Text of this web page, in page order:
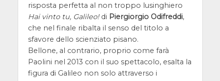
risposta perfetta al non troppo lusinghiero
Hai vinto tu, Galileo!di Piergiorgio Odifreddi,
che nel finale ribalta il senso del titolo a
sfavore dello scienziato pisano.
Bellone, al contrario, proprio come farà
Paolini nel 2013 con il suo spettacolo, esalta la
figura di Galileo non solo attraverso i